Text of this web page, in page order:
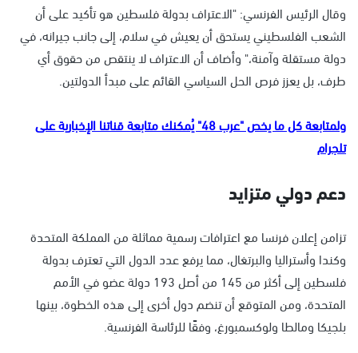
وقال الرئيس الفرنسي: "الاعتراف بدولة فلسطين هو تأكيد على أن
الشعب الفلسطيني يستحق أن يعيش في سلام، إلى جانب جيرانه، في
دولة مستقلة وآمنة،" وأضاف أن الاعتراف لا ينتقص من حقوق أي
طرف، بل يعزز فرص الحل السياسي القائم على مبدأ الدولتين.
ولمتابعة كل ما يخص "عرب 48" يُمكنك متابعة قناتنا الإخبارية على
تلجرام
دعم دولي متزايد
تزامن إعلان فرنسا مع اعترافات رسمية مماثلة من المملكة المتحدة
وكندا وأستراليا والبرتغال، مما يرفع عدد الدول التي تعترف بدولة
فلسطين إلى أكثر من 145 من أصل 193 دولة عضو في الأمم
المتحدة، ومن المتوقع أن تنضم دول أخرى إلى هذه الخطوة، بينها
بلجيكا ومالطا ولوكسمبورغ، وفقًا للرئاسة الفرنسية.